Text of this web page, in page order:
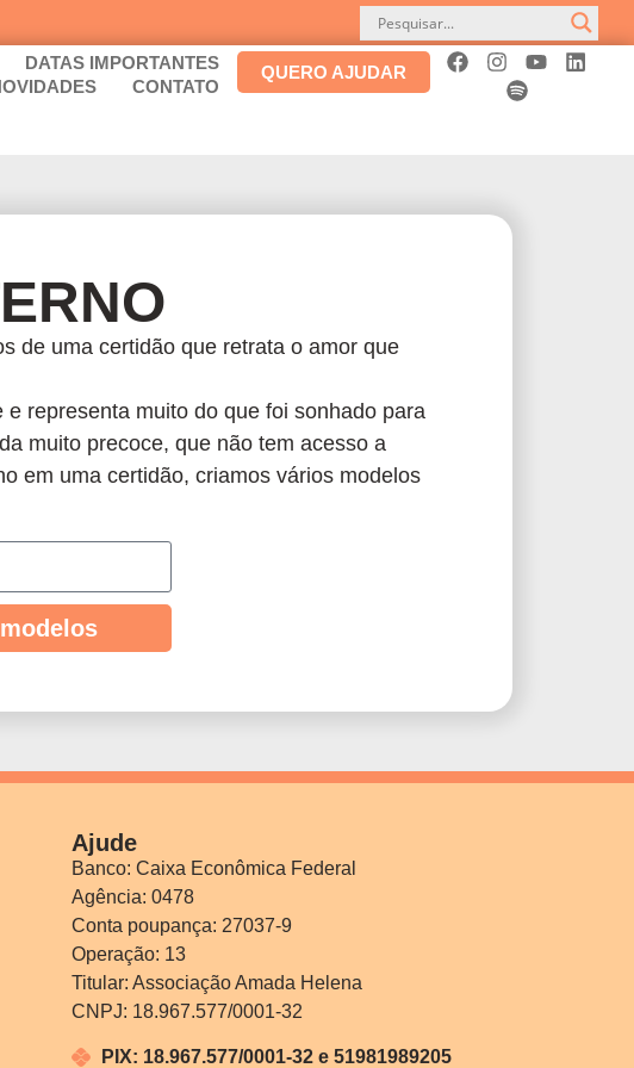
DATAS IMPORTANTES
CONTATO
QUERO AJUDAR
de uma certidão que retrata o amor que
representa muito do que foi sonhado para
muito precoce, que não tem acesso a
em uma certidão, criamos vários modelos
Ajude
Banco: Caixa Econômica Federal
Agência: 0478
Conta poupança: 27037-9
Operação: 13
Titular: Associação Amada Helena
CNPJ: 18.967.577/0001-32
PIX: 18.967.577/0001-32 e 51981989205